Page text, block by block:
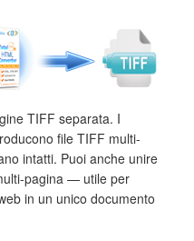
TIFF separata. I
file TIFF multi-
intatti. Puoi anche unire
pagina — utile per
in un unico documento